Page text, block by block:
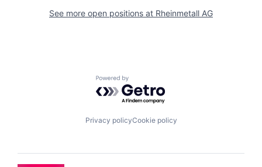
See more open positions at Rheinmetall AG
Powered by Getro.com
Privacy policyCookie policy